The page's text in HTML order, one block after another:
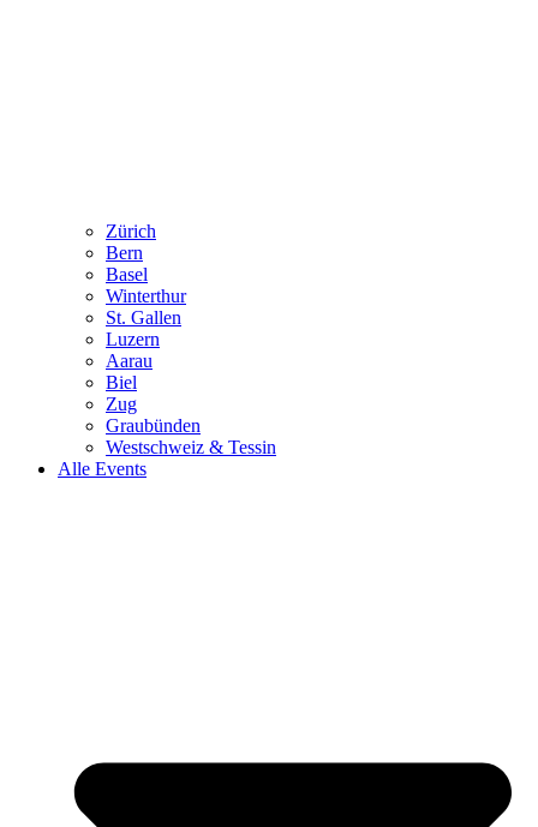
Zürich
Bern
Basel
Winterthur
St. Gallen
Luzern
Aarau
Biel
Zug
Graubünden
Westschweiz & Tessin
Alle Events